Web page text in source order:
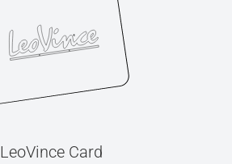
LeoVince Card